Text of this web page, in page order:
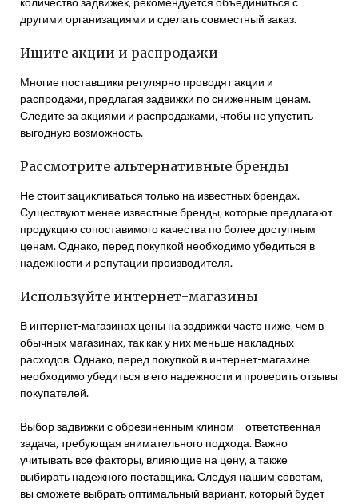
другими организациями и сделать совместный заказ.
Ищите акции и распродажи
Многие поставщики регулярно проводят акции и
распродажи‚ предлагая задвижки по сниженным ценам.
Следите за акциями и распродажами‚ чтобы не упустить
выгодную возможность.
Рассмотрите альтернативные бренды
Не стоит зацикливаться только на известных брендах.
Существуют менее известные бренды‚ которые предлагают
продукцию сопоставимого качества по более доступным
ценам. Однако‚ перед покупкой необходимо убедиться в
надежности и репутации производителя.
Используйте интернет-магазины
В интернет-магазинах цены на задвижки часто ниже‚ чем в
обычных магазинах‚ так как у них меньше накладных
расходов. Однако‚ перед покупкой в интернет-магазине
необходимо убедиться в его надежности и проверить отзывы
покупателей.
Выбор задвижки с обрезиненным клином – ответственная
задача‚ требующая внимательного подхода. Важно
учитывать все факторы‚ влияющие на цену‚ а также
выбирать надежного поставщика. Следуя нашим советам‚
вы сможете выбрать оптимальный вариант‚ который будет